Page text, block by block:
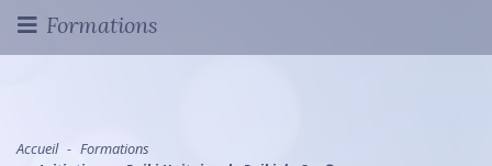
Formations
Accueil
Formations